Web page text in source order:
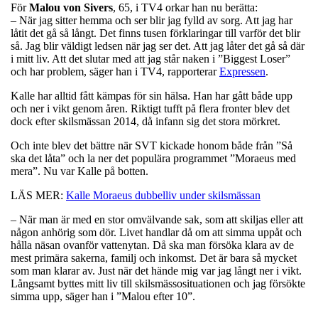
FörMalou von Sivers, 65, i TV4 orkar han nu berätta:
– När jag sitter hemma och ser blir jag fylld av sorg. Att jag har
låtit det gå så långt. Det finns tusen förklaringar till varför det blir
så. Jag blir väldigt ledsen när jag ser det. Att jag låter det gå så där
i mitt liv. Att det slutar med att jag står naken i ”Biggest Loser”
och har problem, säger han i TV4, rapporterarExpressen.
Kalle har alltid fått kämpas för sin hälsa. Han har gått både upp
och ner i vikt genom åren. Riktigt tufft på flera fronter blev det
dock efter skilsmässan 2014, då infann sig det stora mörkret.
Och inte blev det bättre när SVT kickade honom både från ”Så
ska det låta” och la ner det populära programmet ”Moraeus med
mera”. Nu var Kalle på botten.
LÄS MER: Kalle Moraeus dubbelliv under skilsmässan
– När man är med en stor omvälvande sak, som att skiljas eller att
någon anhörig som dör. Livet handlar då om att simma uppåt och
hålla näsan ovanför vattenytan. Då ska man försöka klara av de
mest primära sakerna, familj och inkomst. Det är bara så mycket
som man klarar av. Just när det hände mig var jag långt ner i vikt.
Långsamt byttes mitt liv till skilsmässosituationen och jag försökte
simma upp, säger han i ”Malou efter 10”.